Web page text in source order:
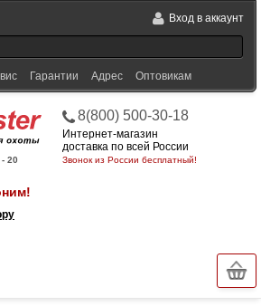
Вход в аккаунт
Гарантии Адрес Оптовикам
20
8(800) 500-30-18
Интернет-магазин
доставка по всей России
Звонок из России бесплатный!